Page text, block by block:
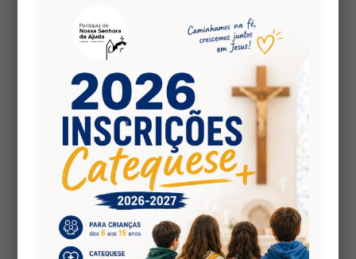
18 Junho, 2025